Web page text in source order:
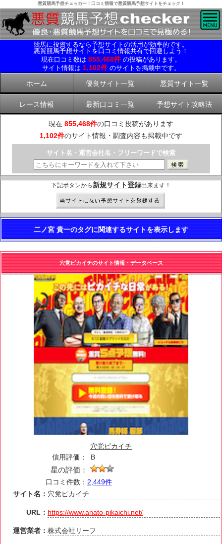
悪質競馬予想チェッカー！口コミ情報で悪質競馬予想サイトをチェック！
競馬に投資するなら予想サイトの活用が効率的です。
悪質競馬予想サイトを口コミ情報共有で回避しよう！
現在口コミ数は 855,468件 の投稿があります。
サイト情報は 1,102件 のサイトを掲載中です。
ホーム 優良サイト一覧 悪質サイト一覧
レース情報 最新口コミ一覧 予想サイト攻略法
現在:855,468件の口コミ投稿があります
1,102件のサイト情報・調査内容も掲載中です
サイト名・運営会社名・フリーワードで検索
下記ボタンから 新規サイト登録出来ます！
二ノ宮 貴一のタグに関連するサイトを表示します
穴党ピカイチのサイト情報・データベース
穴党ピカイチ
信用評価：
B
星の評価：
口コミ件数： 2,449件
サイト名： 穴党ピカイチ
URL： https://www.anato-pikaichi.net/
運営業者：株式会社リーフ